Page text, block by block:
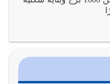
وأهوائنا
معناه أنها أصبحت